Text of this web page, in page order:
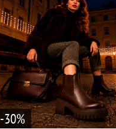
-30%